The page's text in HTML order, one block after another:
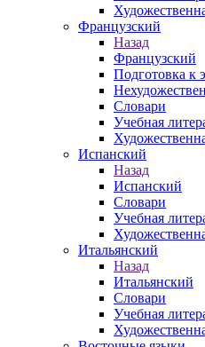
Французский
Назад
Французский
Подготовка к
Словари
Учебная
Испанский
Назад
Испанский
Словари
Учебная
Итальянский
Назад
Итальянский
Словари
Учебная